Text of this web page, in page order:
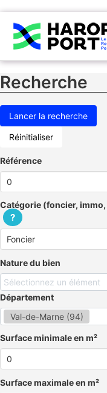
Recherche
Réinitialiser
Référence
Catégorie (foncier,
?
Nature du bien
Sélectionnez un élément
Département
Val-de-Marne (94)
Surface minimale en m²
Surface maximale en m²